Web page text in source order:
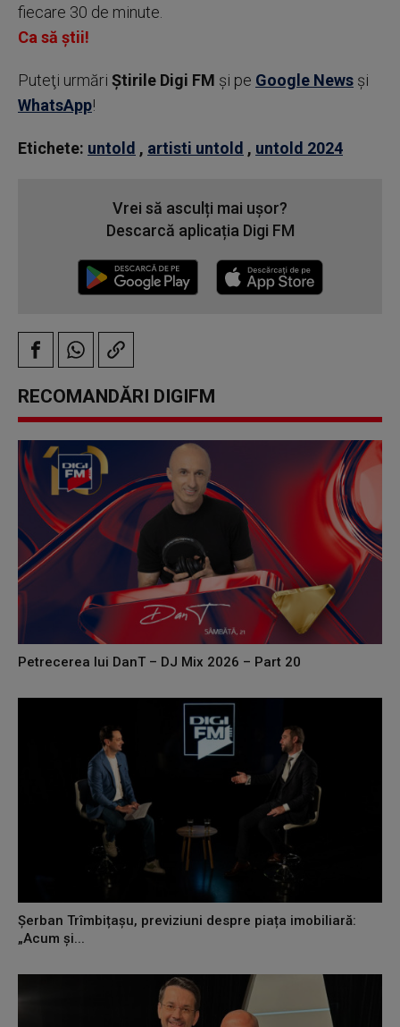
fiecare 30 de minute.
Ca să știi!
Puteţi urmări Știrile Digi FM şi pe Google News şi
WhatsApp!
Etichete: untold , artisti untold , untold 2024
Vrei să asculți mai ușor?
Descarcă aplicația Digi FM
RECOMANDĂRI DIGIFM
Petrecerea lui DanT – DJ Mix 2026 – Part 20
Șerban Trîmbițașu, previziuni despre piața imobiliară:
„Acum și...